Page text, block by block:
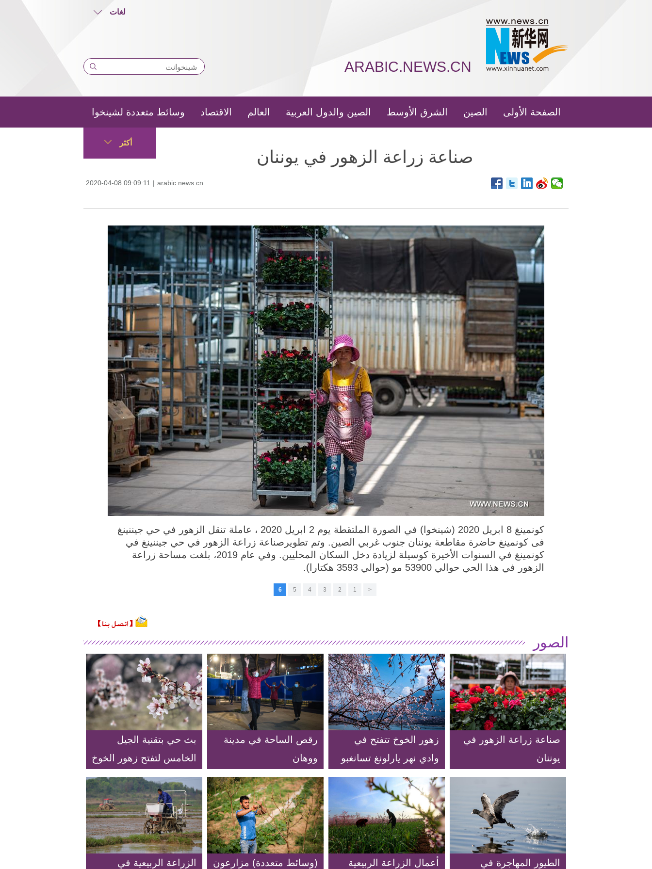
لغات
ARABIC.NEWS.CN
الصفحة الأولى الصين الشرق الأوسط الصين والدول العربية العالم الاقتصاد وسائط متعددة لشينخوا
أكثر
صناعة زراعة الزهور في يوننان
2020-04-08 09:09:11 | arabic.news.cn
كونمينغ 8 ابريل 2020 (شينخوا) في الصورة الملتقطة يوم 2 ابريل 2020 ، عاملة تنقل الزهور في حي جيننينغ
فى كونمينغ حاضرة مقاطعة يوننان جنوب غربي الصين. وتم تطويرصناعة زراعة الزهور في حي جيننينغ في
كونمينغ في السنوات الأخيرة كوسيلة لزيادة دخل السكان المحليين. وفي عام 2019، بلغت مساحة زراعة
الزهور في هذا الحي حوالي 53900 مو (حوالي 3593 هكتارا).
<
1
2
3
4
5
6
الصور
صناعة زراعة الزهور في
يوننان
زهور الخوخ تتفتح في
وادي نهر يارلونغ تسانغبو
رقص الساحة في مدينة
ووهان
بث حي بتقنية الجيل
الخامس لتفتح زهور الخوخ
في التبت
الطيور المهاجرة في أعمال الزراعة الربيعية (وسائط متعددة) مزارعون الزراعة الربيعية في